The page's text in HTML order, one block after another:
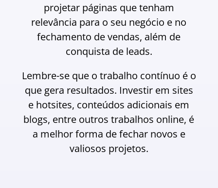
projetar páginas que tenham
relevância para o seu negócio e no
fechamento de vendas, além de
conquista de leads.
Lembre-se que o trabalho contínuo é o
que gera resultados. Investir em sites
e hotsites, conteúdos adicionais em
blogs, entre outros trabalhos online, é
a melhor forma de fechar novos e
valiosos projetos.